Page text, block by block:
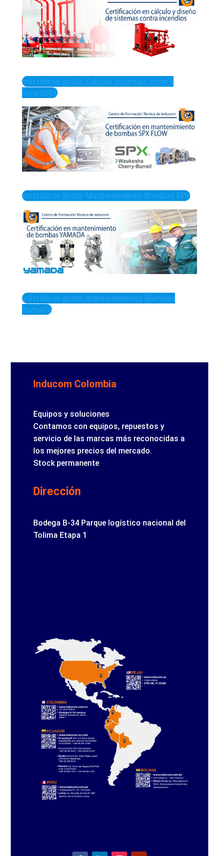
Inscribirse gratis Calculo sistemas contra
incendios
Inscribirse gratis Mantenimiento Bombas SPX
Inscribirse gratis mantenimiento Bombas
Yamada
Inducom Colombia
Equipos y soluciones
Contamos con equipos, repuestos y
servicio de las marcas más reconocidas a
los mejores precios del mercado.
Stock permanente
Dirección
Bodega B-34 Parque logístico nacional del
Tolima Etapa 1